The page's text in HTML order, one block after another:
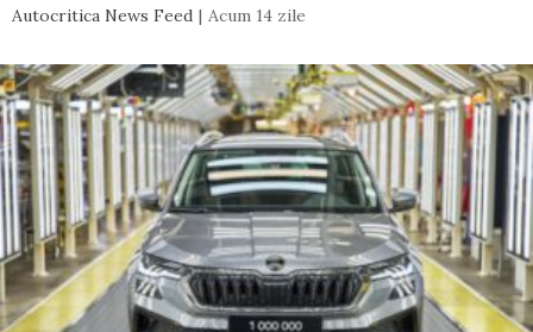
Autocritica News Feed Acum 14 zile